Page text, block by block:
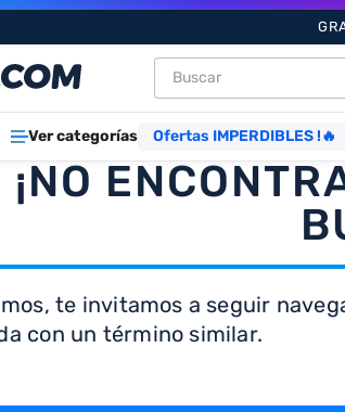
Buscar
Ver categorías Ofertas IMPERDIBLES !🔥
¡NO
te invitamos a seguir
con un término similar.
TÉRMINOS MÁS
1. heladeras
2. lavarropas
4. cocinas
5 microondas
6